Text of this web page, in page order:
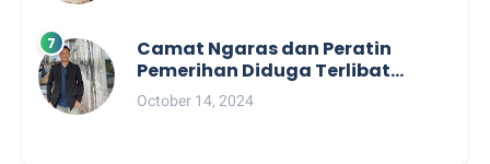
Camat Ngaras dan Peratin
Pemerihan Diduga Terlibat
Politik Praktis, Mahasiswa
Pesibar Desak Bawaslu
October 14, 2024